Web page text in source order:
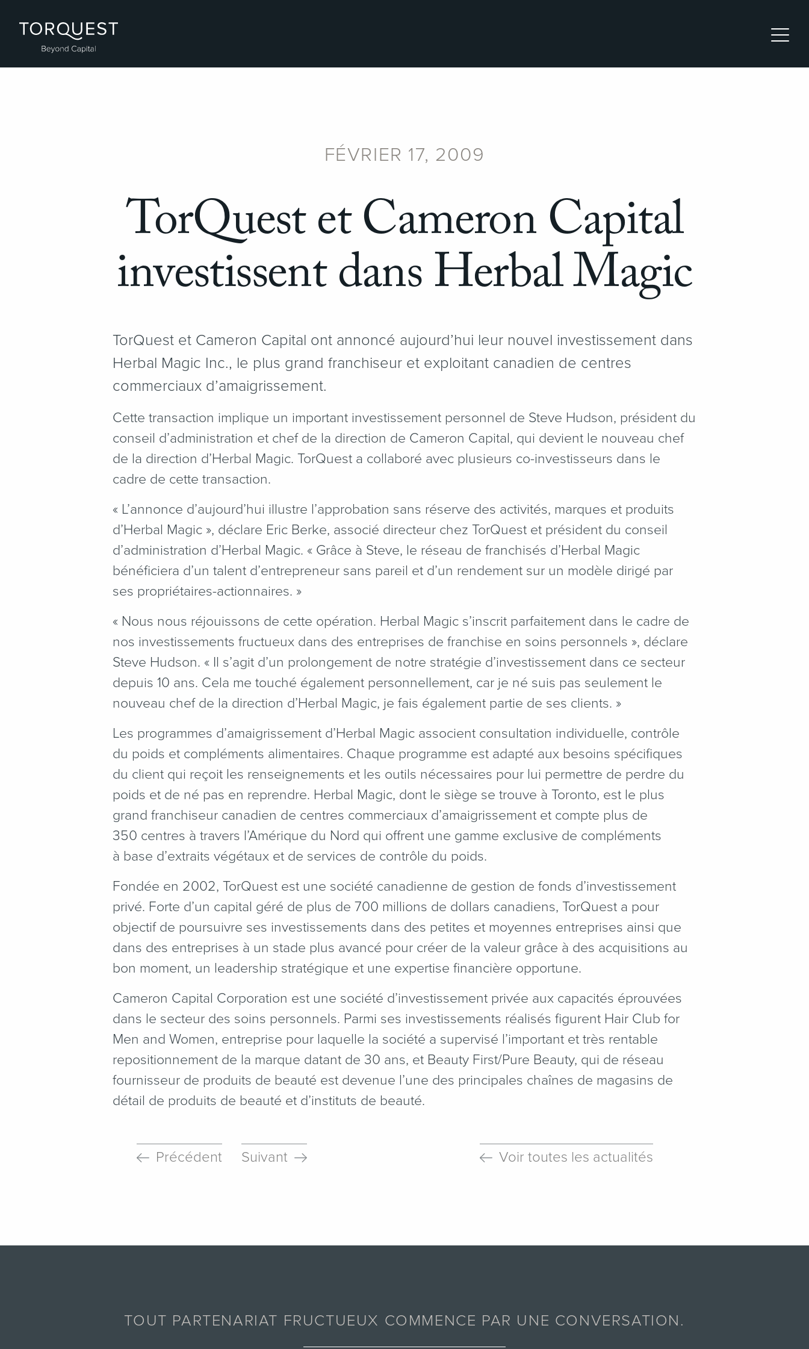
FÉVRIER 17, 2009
TorQuest et Cameron Capital
investissent dans Herbal Magic
TorQuest et Cameron Capital ont annoncé aujourd’hui leur nouvel investissement dans
Herbal Magic Inc., le plus grand franchiseur et exploitant canadien de centres
commerciaux d’amaigrissement.
Cette transaction implique un important investissement personnel de Steve Hudson, président du
conseil d’administration et chef de la direction de Cameron Capital, qui devient le nouveau chef
de la direction d’Herbal Magic. TorQuest a collaboré avec plusieurs co-investisseurs dans le
cadre de cette transaction.
« L’annonce d’aujourd’hui illustre l’approbation sans réserve des activités, marques et produits
d’Herbal Magic », déclare Eric Berke, associé directeur chez TorQuest et président du conseil
d’administration d’Herbal Magic. « Grâce à Steve, le réseau de franchisés d’Herbal Magic
bénéficiera d’un talent d’entrepreneur sans pareil et d’un rendement sur un modèle dirigé par
ses propriétaires-actionnaires. »
« Nous nous réjouissons de cette opération. Herbal Magic s’inscrit parfaitement dans le cadre de
nos investissements fructueux dans des entreprises de franchise en soins personnels », déclare
Steve Hudson. « Il s’agit d’un prolongement de notre stratégie d’investissement dans ce secteur
depuis 10 ans. Cela me touché également personnellement, car je né suis pas seulement le
nouveau chef de la direction d’Herbal Magic, je fais également partie de ses clients. »
Les programmes d’amaigrissement d’Herbal Magic associent consultation individuelle, contrôle
du poids et compléments alimentaires. Chaque programme est adapté aux besoins spécifiques
du client qui reçoit les renseignements et les outils nécessaires pour lui permettre de perdre du
poids et de né pas en reprendre. Herbal Magic, dont le siège se trouve à Toronto, est le plus
grand franchiseur canadien de centres commerciaux d’amaigrissement et compte plus de
350 centres à travers l’Amérique du Nord qui offrent une gamme exclusive de compléments
à base d’extraits végétaux et de services de contrôle du poids.
Fondée en 2002, TorQuest est une société canadienne de gestion de fonds d’investissement
privé. Forte d’un capital géré de plus de 700 millions de dollars canadiens, TorQuest a pour
objectif de poursuivre ses investissements dans des petites et moyennes entreprises ainsi que
dans des entreprises à un stade plus avancé pour créer de la valeur grâce à des acquisitions au
bon moment, un leadership stratégique et une expertise financière opportune.
Cameron Capital Corporation est une société d’investissement privée aux capacités éprouvées
dans le secteur des soins personnels. Parmi ses investissements réalisés figurent Hair Club for
Men and Women, entreprise pour laquelle la société a supervisé l’important et très rentable
repositionnement de la marque datant de 30 ans, et Beauty First/Pure Beauty, qui de réseau
fournisseur de produits de beauté est devenue l’une des principales chaînes de magasins de
détail de produits de beauté et d’instituts de beauté.
Précédent Suivant Voir toutes les actualités
TOUT PARTENARIAT FRUCTUEUX COMMENCE PAR UNE CONVERSATION.